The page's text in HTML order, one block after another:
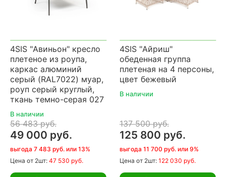
4SIS "Авиньон" кресло
плетеное из роупа,
каркас алюминий
серый (RAL7022) муар,
роуп серый круглый,
ткань темно-серая 027
В наличии
56 483 руб.
49 000 руб.
выгода 7 483 руб. или 13%
Цена от 2шт: 47 530 руб.
4SIS "Айриш"
обеденная группа
плетеная на 4 персоны,
цвет бежевый
В наличии
137 500 руб.
125 800 руб.
выгода 11 700 руб. или 9%
Цена от 2шт: 122 030 руб.